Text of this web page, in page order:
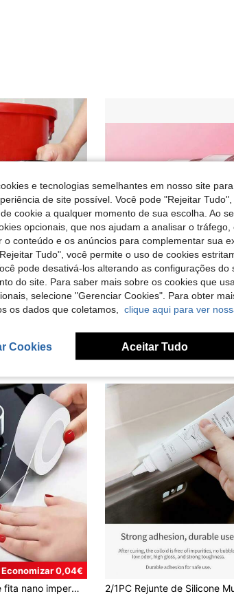
de PVC, Fita de Selagem à Prova de Fugas, Fita de Reparação Autoadesiva de Excelente Desempenho, Tubo Isolado
Economizar 0,04€
adequada para pia, banheira, cantos de parede, vedação e preenchimento de banheiros, cor transparente, decorativa, adesivos de parede, amplamente utilizada.
e tecnologias semelhantes em nosso site
de site possível. Você pode "Rejeitar
cookie a qualquer momento de sua escolha. Ao
opcionais, que nos ajudam a analisar o
o conteúdo e os anúncios para complementar sua
Tudo", você permite o uso de cookies
pode desativá-los alterando as configurações
do site. Para saber mais sobre os cookies que
selecione "Gerenciar Cookies". Para obter
os dados que coletamos, clique aqui para ver
Cookies Aceitar Tudo